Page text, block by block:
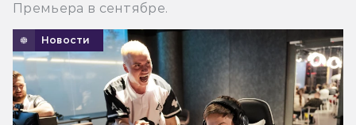
Премьера в сентябре.
Новости